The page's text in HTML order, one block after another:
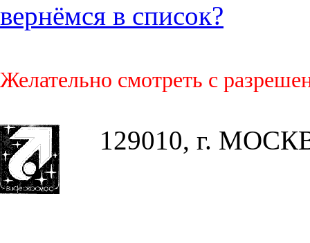
вернёмся в список?
Желательно смотреть с
129010, г.